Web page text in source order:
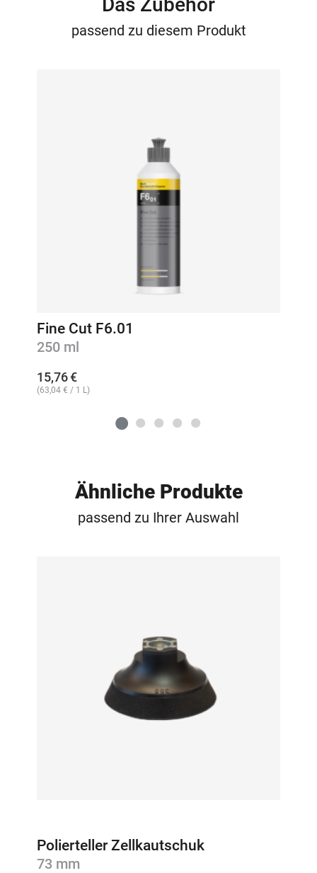
passend zu diesem Produkt
Fine Cut F6.01
250 ml
15,76€
(63,04 € / 1 L)
Ähnliche Produkte
passend zu Ihrer Auswahl
Polierteller Zellkautschuk
73 mm